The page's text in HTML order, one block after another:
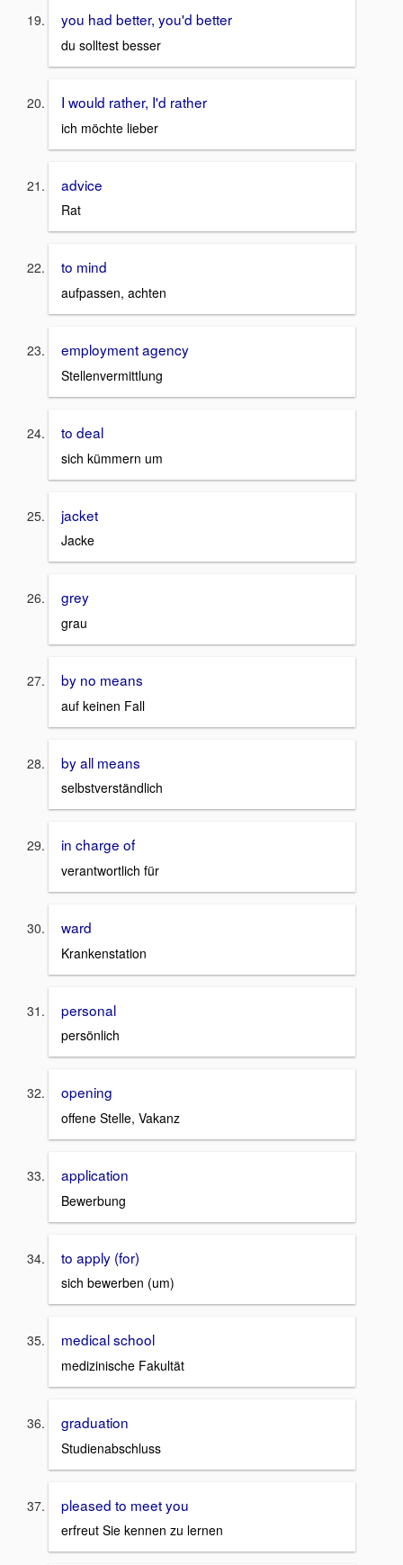
you had better, you'd better
du solltest besser
I would rather, I'd rather
ich möchte lieber
advice
Rat
to mind
aufpassen, achten
employment agency
Stellenvermittlung
to deal
sich kümmern um
jacket
Jacke
grey
grau
by no means
auf keinen Fall
by all means
selbstverständlich
in charge of
verantwortlich für
ward
Krankenstation
personal
persönlich
opening
offene Stelle, Vakanz
application
Bewerbung
to apply (for)
sich bewerben (um)
medical school
medizinische Fakultät
graduation
Studienabschluss
pleased to meet you
erfreut Sie kennen zu lernen